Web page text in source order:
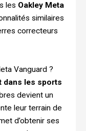
les Oakley Meta
similaires
correcteurs
Vanguard ?
dans les sports
devient un
leur terrain de
d’obtenir ses